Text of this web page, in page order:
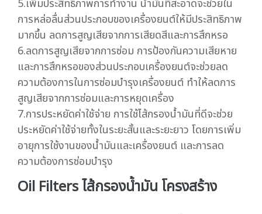
5.เพิ่มประสิทธิภาพการทำงาน น้ำมันที่สะอาดจะช่วยใน
การหล่อลื่นส่วนประกอบของเครื่องยนต์ให้มีประสิทธิภาพ
มากขึ้น ลดการสูญเสียจากการเสียดสีและการสึกหรอ
6.ลดการสูญเสียจากการซ่อม การป้องกันความเสียหาย
และการสึกหรอของส่วนประกอบเครื่องยนต์จะช่วยลด
ความต้องการในการซ่อมบำรุงเครื่องยนต์ ทำให้ลดการ
สูญเสียจากการซ่อมและการหยุดเครื่อง
7.การประหยัดค่าใช้จ่าย การใช้ไส้กรองน้ำมันที่ดีจะช่วย
ประหยัดค่าใช้จ่ายทั้งในระยะสั้นและระยะยาว โดยการเพิ่ม
อายุการใช้งานของน้ำมันและเครื่องยนต์ และการลด
ความต้องการซ่อมบำรุง
Oil Filters ไส้กรองน้ำมัน โครงสร้าง